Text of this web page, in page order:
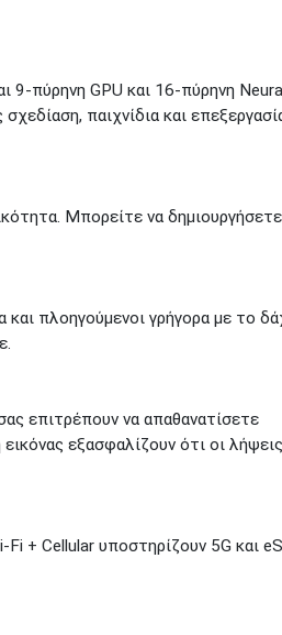
πύρηνη GPU και 16-πύρηνη
παιχνίδια και
Μπορείτε να
πλοηγούμενοι γρήγορα με το
επιτρέπουν να απαθανατίσετε
εξασφαλίζουν ότι οι λήψεις
+ Cellular υποστηρίζουν 5G και